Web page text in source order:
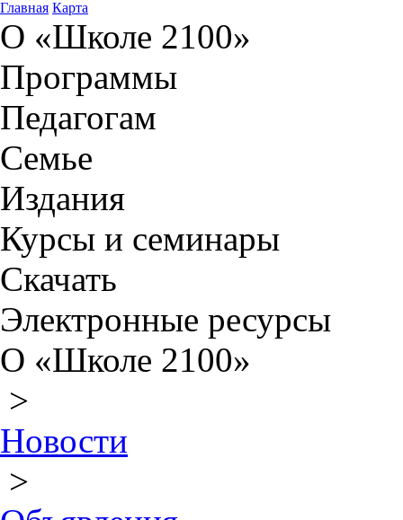
Главная Карта
О «Школе 2100»
Программы
Педагогам
Семье
Издания
Курсы и семинары
Скачать
Электронные ресурсы
О «Школе 2100»
>
Новости
>